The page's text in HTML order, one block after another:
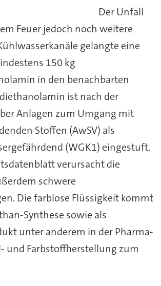
Der Unfall
Feuer jedoch noch weitere
gelangte eine
150 kg
in den benachbarten
ist nach der
Anlagen zum Umgang mit
Stoffen (AwSV) als
(WGK1) eingestuft.
verursacht die
schwere
Die farblose Flüssigkeit kommt
Synthese sowie als
unter anderem in der Pharma-
und Farbstoffherstellung zum